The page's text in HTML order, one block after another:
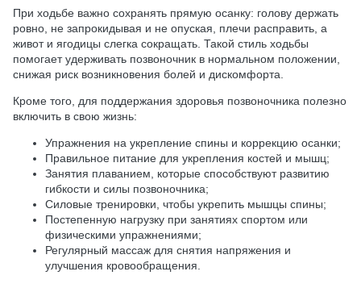
При ходьбе важно сохранять прямую осанку: голову держать
ровно, не запрокидывая и не опуская, плечи расправить, а
живот и ягодицы слегка сокращать. Такой стиль ходьбы
помогает удерживать позвоночник в нормальном положении,
снижая риск возникновения болей и дискомфорта.
Кроме того, для поддержания здоровья позвоночника полезно
включить в свою жизнь:
Упражнения на укрепление спины и коррекцию осанки;
Правильное питание для укрепления костей и мышц;
Занятия плаванием, которые способствуют развитию
гибкости и силы позвоночника;
Силовые тренировки, чтобы укрепить мышцы спины;
Постепенную нагрузку при занятиях спортом или
физическими упражнениями;
Регулярный массаж для снятия напряжения и
улучшения кровообращения.